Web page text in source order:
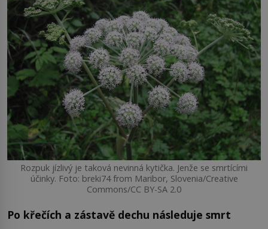
Rozpuk jízlivý je taková nevinná kytička. Jenže se smrtícími
účinky. Foto: breki74 from Maribor, Slovenia/Creative
Commons/CC BY-SA 2.0
Po křečích a zástavě dechu následuje smrt